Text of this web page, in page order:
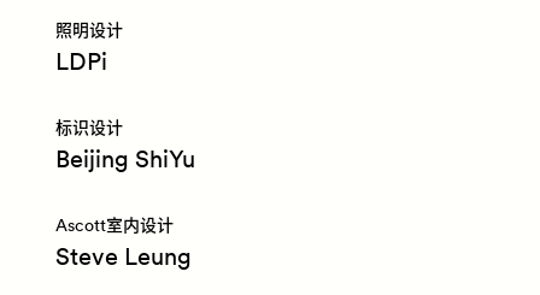
照明设计
LDPi
标识设计
Beijing ShiYu
Ascott室内设计
Steve Leung